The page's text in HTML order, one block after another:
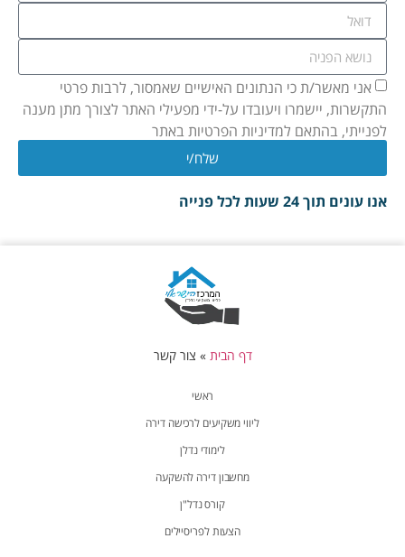
אני מאשר/ת כי הנתונים האישיים שאמסור, לרבות פרטי
התקשרות, יישמרו ויעובדו על-ידי מפעילי האתר לצורך מתן מענה
לפנייתי, בהתאם למדיניות הפרטיות באתר
שלח/י
אנו עונים תוך 24 שעות לכל פנייה
ראשי
ליווי משקיעים לרכישה דירה
לימודי נדלן
מחשבון דירה להשקעה
קורס נדל"ן
הצעות לפריסיילים
דף הבית » צור קשר